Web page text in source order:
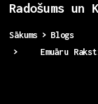
Radošums un
Sākums
Blogs
Emuāru